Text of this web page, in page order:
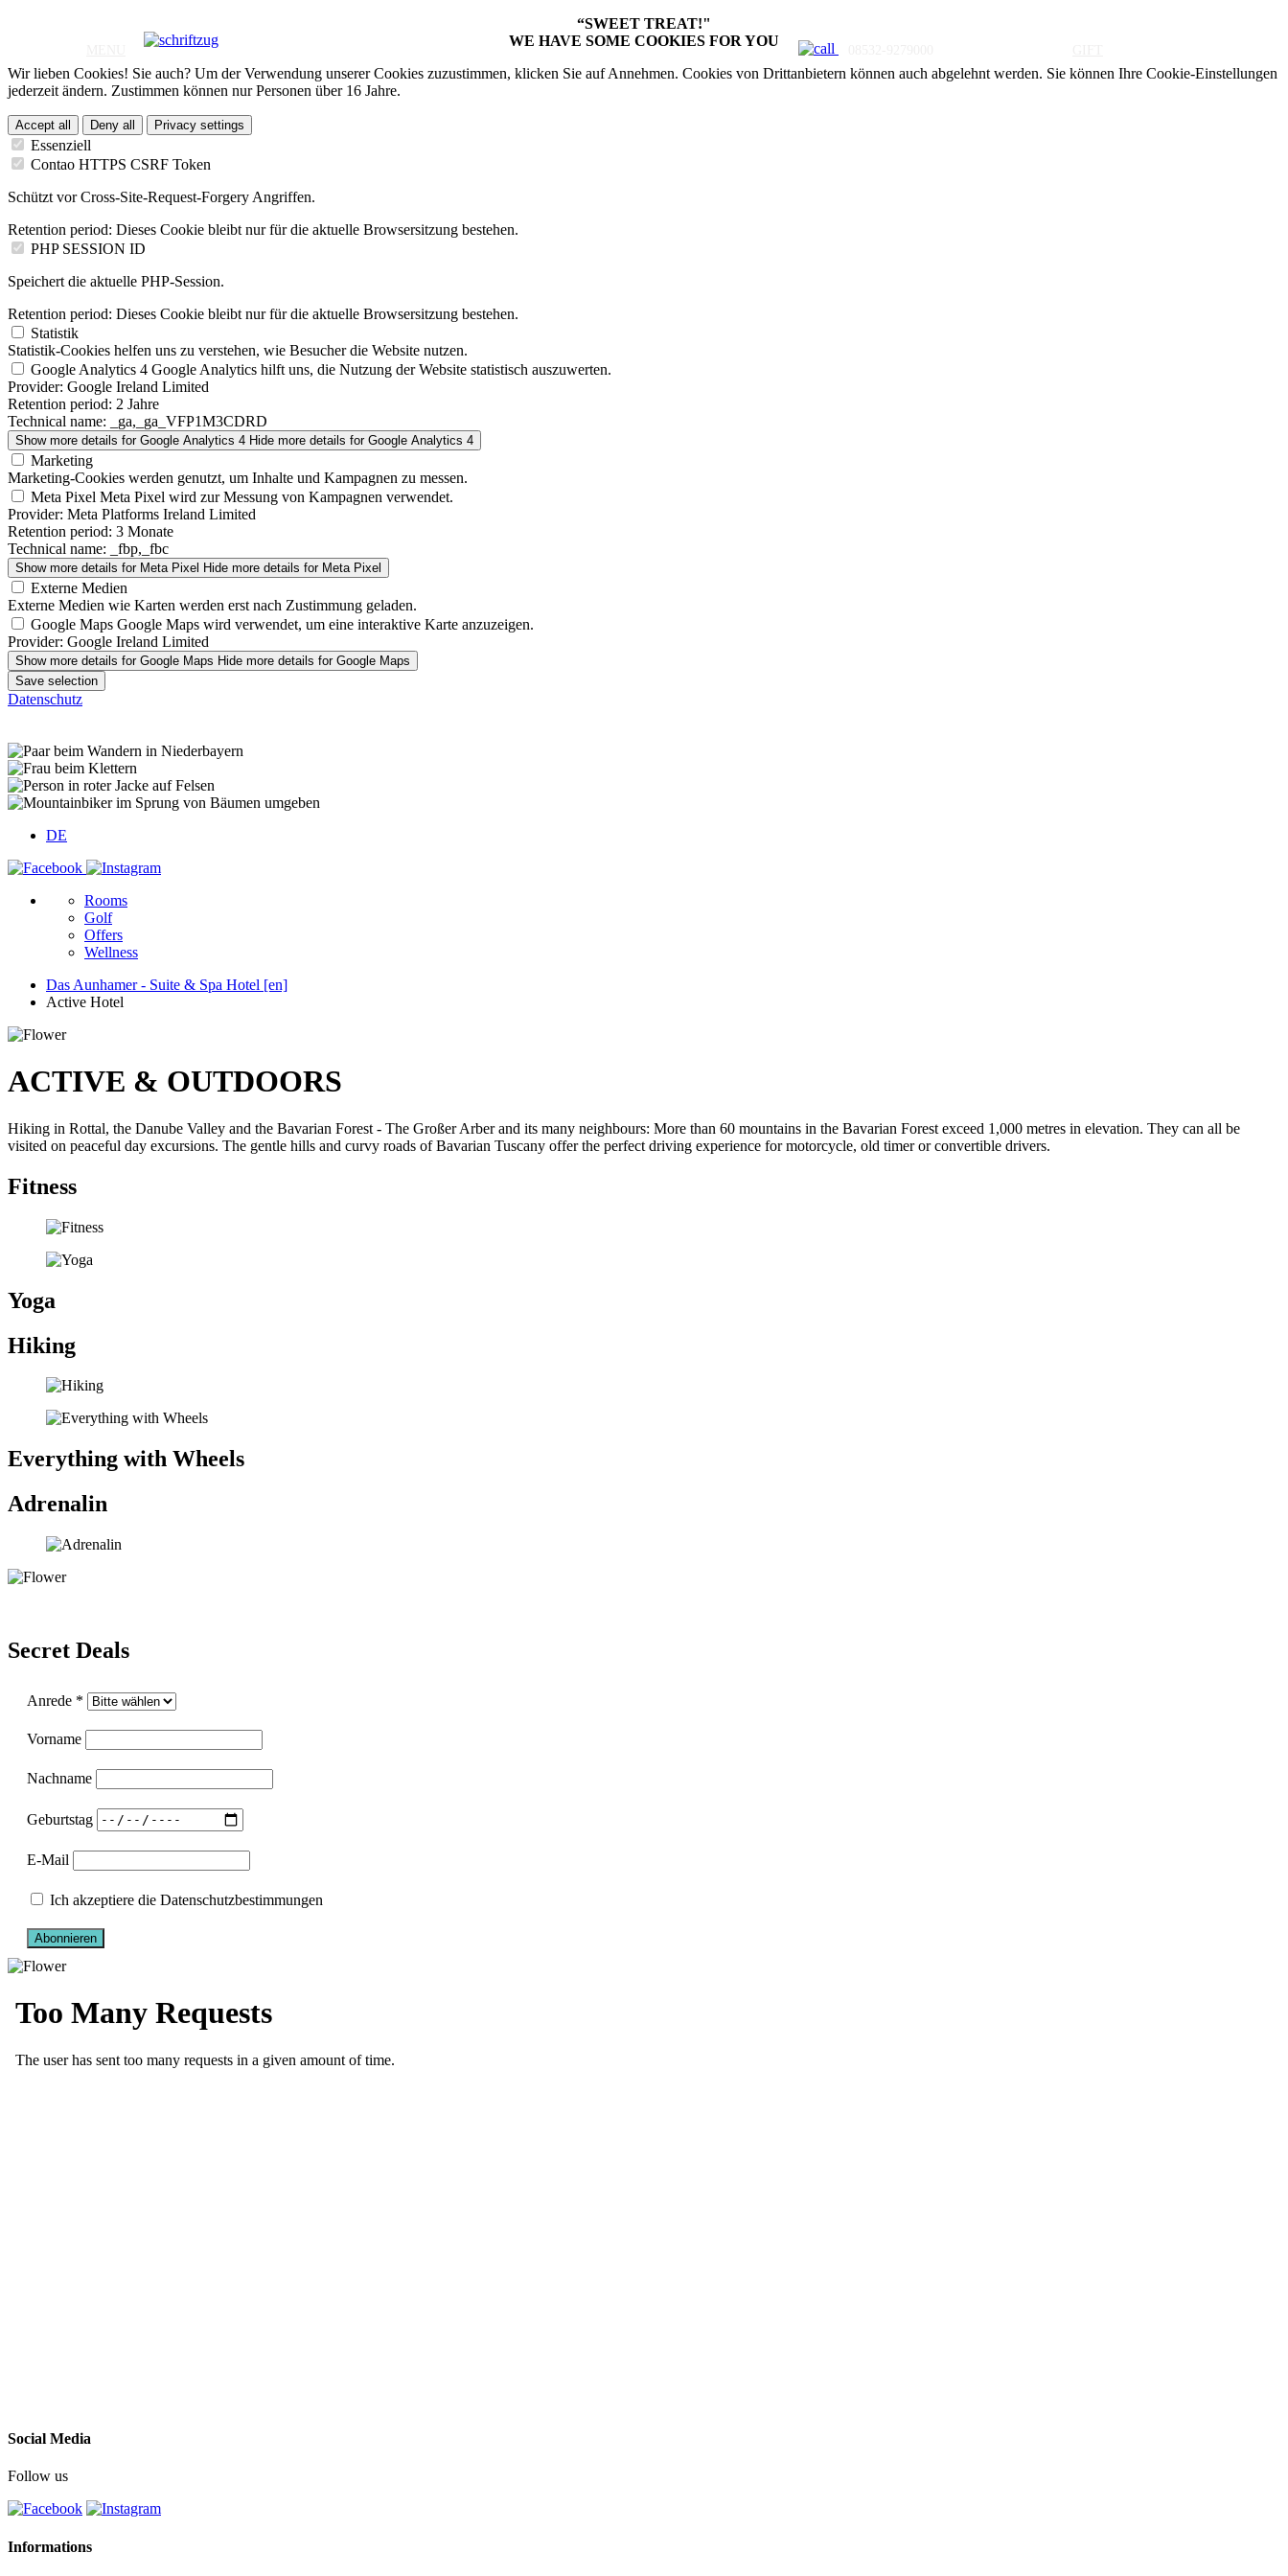
“SWEET TREAT!"
WE HAVE SOME COOKIES FOR YOU
Wir lieben Cookies! Sie auch? Um der Verwendung unserer Cookies zuzustimmen, klicken Sie auf Annehmen. Cookies von Drittanbietern können auch abgelehnt werden. Sie können Ihre Cookie-Einstellungen
jederzeit ändern. Zustimmen können nur Personen über 16 Jahre.
Accept all Deny all Privacy settings
Essenziell
Contao HTTPS CSRF Token
Schützt vor Cross-Site-Request-Forgery Angriffen.
Retention period: Dieses Cookie bleibt nur für die aktuelle Browsersitzung bestehen.
PHP SESSION ID
Speichert die aktuelle PHP-Session.
Retention period: Dieses Cookie bleibt nur für die aktuelle Browsersitzung bestehen.
Statistik
Statistik-Cookies helfen uns zu verstehen, wie Besucher die Website nutzen.
Google Analytics 4 Google Analytics hilft uns, die Nutzung der Website statistisch auszuwerten.
Provider: Google Ireland Limited
Retention period: 2 Jahre
Technical name: _ga,_ga_VFP1M3CDRD
Show more details for Google Analytics 4 Hide more details for Google Analytics 4
Marketing
Marketing-Cookies werden genutzt, um Inhalte und Kampagnen zu messen.
Meta Pixel Meta Pixel wird zur Messung von Kampagnen verwendet.
Provider: Meta Platforms Ireland Limited
Retention period: 3 Monate
Technical name: _fbp,_fbc
Show more details for Meta Pixel Hide more details for Meta Pixel
Externe Medien
Externe Medien wie Karten werden erst nach Zustimmung geladen.
Google Maps Google Maps wird verwendet, um eine interaktive Karte anzuzeigen.
Provider: Google Ireland Limited
Show more details for Google Maps Hide more details for Google Maps
Save selection
Datenschutz
DE
Rooms
Golf
Offers
Wellness
Das Aunhamer - Suite & Spa Hotel [en]
Active Hotel
ACTIVE & OUTDOORS
Hiking in Rottal, the Danube Valley and the Bavarian Forest - The Großer Arber and its many neighbours: More than 60 mountains in the Bavarian Forest exceed 1,000 metres in elevation. They can all be
visited on peaceful day excursions. The gentle hills and curvy roads of Bavarian Tuscany offer the perfect driving experience for motorcycle, old timer or convertible drivers.
Fitness
Yoga
Hiking
Everything with Wheels
Adrenalin
Secret Deals
Anrede *
Vorname
Nachname
Geburtstag
E-Mail
Ich akzeptiere die Datenschutzbestimmungen
Abonnieren
Social Media
Follow us
Informations